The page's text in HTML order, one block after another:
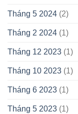
Tháng 5 2024 (2)
Tháng 2 2024 (1)
Tháng 12 2023 (1)
Tháng 10 2023 (1)
Tháng 6 2023 (1)
Tháng 5 2023 (1)